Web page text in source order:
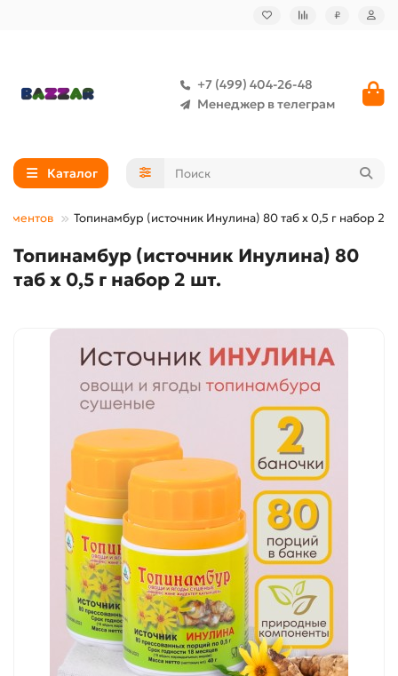
₽
+7 (499) 404-26-48
Менеджер в телеграм
Каталог
Топинамбур (источник Инулина) 80 таб х 0,5 г набор 2
Топинамбур (источник Инулина) 80
таб х 0,5 г набор 2 шт.